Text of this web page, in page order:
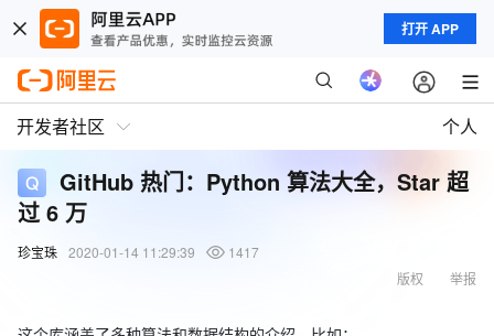
打开 APP
开发者社区 个人
GitHub 热门：Python 算法大全，Star 超
过 6 万
珍宝珠 2020-01-14 11:29:39
1417
举报
版权